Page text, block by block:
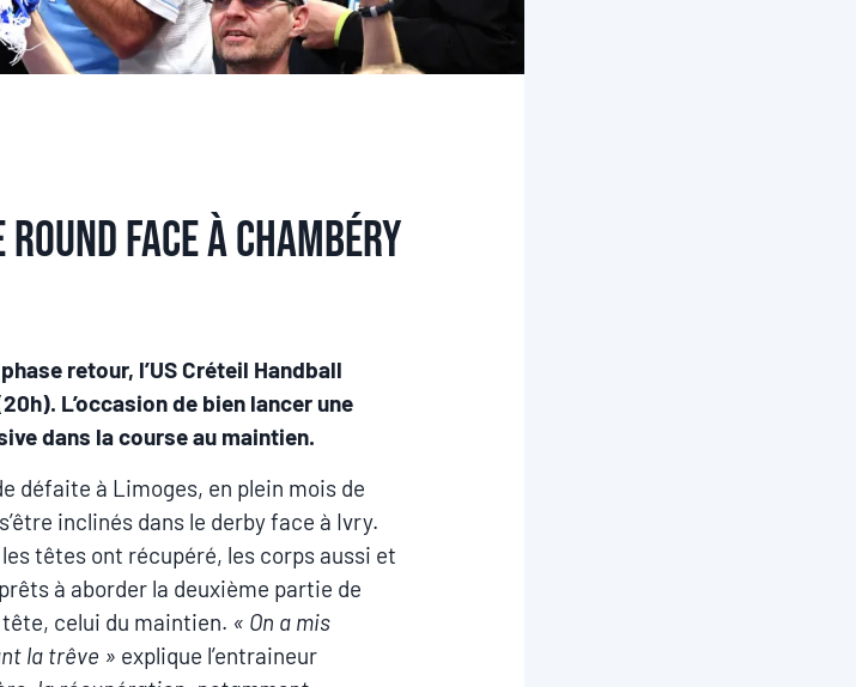
round face à Chambéry
retour, l’US Créteil Handball
L’occasion de bien lancer une
dans la course au maintien.
défaite à Limoges, en plein mois de
inclinés dans le derby face à Ivry.
têtes ont récupéré, les corps aussi et
à aborder la deuxième partie de
celui du maintien. « On a mis
la trêve » explique l’entraineur